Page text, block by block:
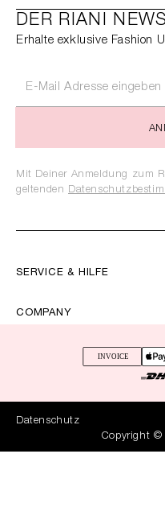
SERVICE & HILFE
COMPANY
DER RIANI
Erhalte exklusive Fashion
Mit Deiner Anmeldung zum
geltenden
Datenschutz
Copyright ©